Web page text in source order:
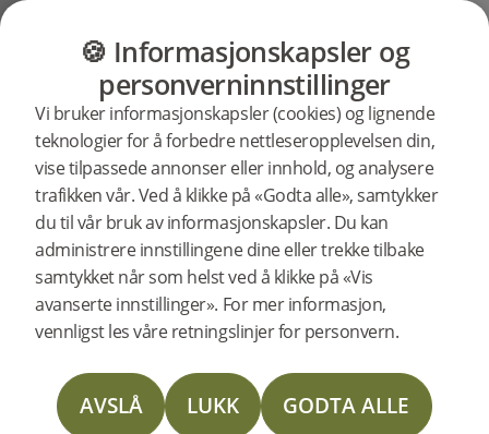
GULV MØBLER PRODUKTER
🍪 Informasjonskapsler og
personverninnstillinger
Vi bruker informasjonskapsler (cookies) og lignende
teknologier for å forbedre nettleseropplevelsen din,
vise tilpassede annonser eller innhold, og analysere
trafikken vår. Ved å klikke på «Godta alle», samtykker
du til vår bruk av informasjonskapsler. Du kan
administrere innstillingene dine eller trekke tilbake
samtykket når som helst ved å klikke på «Vis
avanserte innstillinger». For mer informasjon,
vennligst les våre retningslinjer for personvern.
AVSLÅ LUKK GODTA ALLE
Søkestøtte
etter
spesifikke
produkter
20666 Nivålist Misty White Ask 2400 mm
Brukerstøtte Produktstøtte Gulvlister
Nivålist Misty White Ask 2400 mm
støtte
Technical Data Sheet Reducer
Technical Data Sheet T-mould
Technical Data Sheet Moulding Solid oak